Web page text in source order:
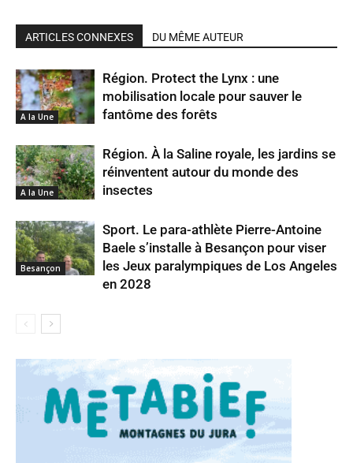
ARTICLES CONNEXES DU MÊME AUTEUR
A la Une
Région. Protect the Lynx : une
mobilisation locale pour sauver le
fantôme des forêts
A la Une
Région. À la Saline royale, les jardins se
réinventent autour du monde des
insectes
Besançon
Sport. Le para-athlète Pierre-Antoine
Baele s’installe à Besançon pour viser
les Jeux paralympiques de Los Angeles
en 2028